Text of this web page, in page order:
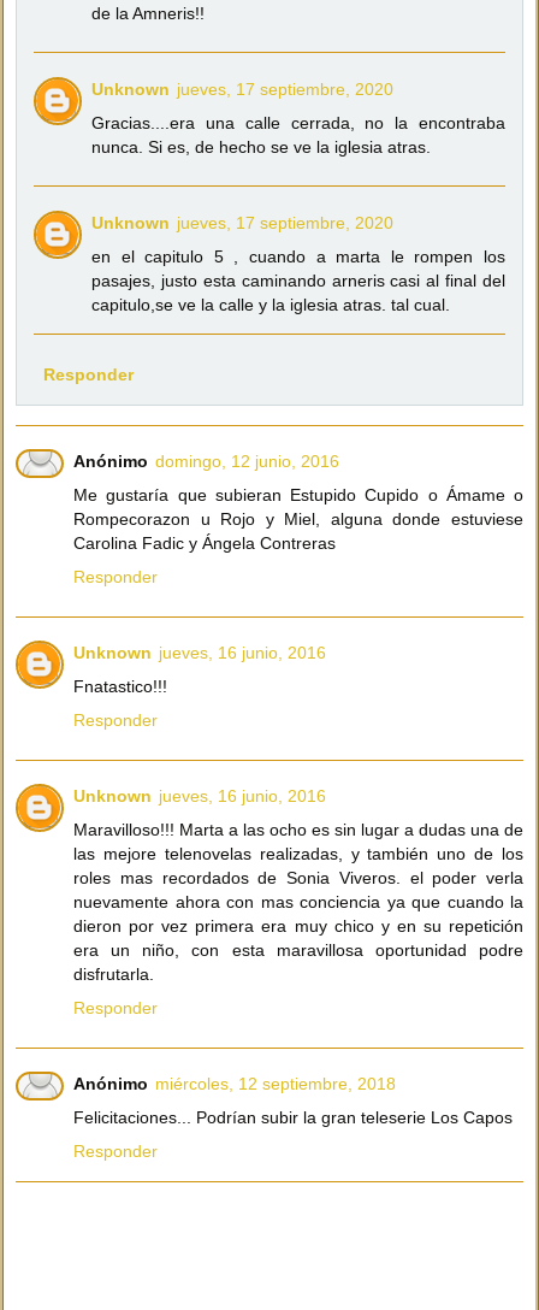
de la Amneris!!
Unknown jueves, 17 septiembre, 2020
Gracias....era una calle cerrada, no la encontraba
nunca. Si es, de hecho se ve la iglesia atras.
Unknown jueves, 17 septiembre, 2020
en el capitulo 5 , cuando a marta le rompen los
pasajes, justo esta caminando arneris casi al final del
capitulo,se ve la calle y la iglesia atras. tal cual.
Responder
Anónimo domingo, 12 junio, 2016
Me gustaría que subieran Estupido Cupido o Ámame o
Rompecorazon u Rojo y Miel, alguna donde estuviese
Carolina Fadic y Ángela Contreras
Responder
Unknown jueves, 16 junio, 2016
Fnatastico!!!
Responder
Unknown jueves, 16 junio, 2016
Maravilloso!!! Marta a las ocho es sin lugar a dudas una de
las mejore telenovelas realizadas, y también uno de los
roles mas recordados de Sonia Viveros. el poder verla
nuevamente ahora con mas conciencia ya que cuando la
dieron por vez primera era muy chico y en su repetición
era un niño, con esta maravillosa oportunidad podre
disfrutarla.
Responder
Anónimo miércoles, 12 septiembre, 2018
Felicitaciones... Podrían subir la gran teleserie Los Capos
Responder